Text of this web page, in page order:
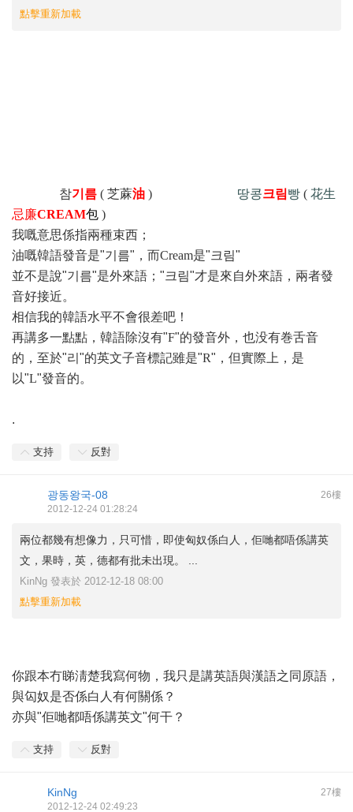
點擊重新加載
참기름 ( 芝蔴油 ) 땅콩크림빵 ( 花生
忌廉CREAM包 )
我嘅意思係指兩種束西；
油嘅韓語發音是"기름"，而Cream是"크림"
並不是說"기름"是外來語；"크림"才是來自外來語，兩者發
音好接近。
相信我的韓語水平不會很差吧！
再講多一點點，韓語除沒有"F"的發音外，也没有巻舌音
的，至於"리"的英文子音標記雖是"R"，但實際上，是
以"L"發音的。
.
支持 反對
26樓
광동왕국-08
2012-12-24 01:28:24
兩位都幾有想像力，只可惜，即使匈奴係白人，佢哋都唔係講英
文，果時，英，德都有批未出現。 ...
KinNg 發表於 2012-12-18 08:00
點擊重新加載
你跟本冇睇淸楚我寫何物，我只是講英語與漢語之同原語，
與匃奴是否係白人有何關係？
亦與"佢哋都唔係講英文"何干？
支持 反對
27樓
KinNg
2012-12-24 02:49:23